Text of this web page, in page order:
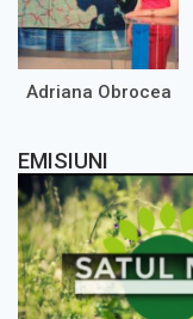
Adriana Obrocea
EMISIUNI